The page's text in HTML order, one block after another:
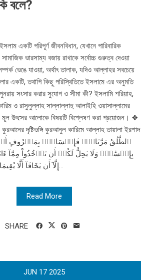
বলে?
একটি পরিপূর্ণ জীবনবিধান, যেখানে পারিবারিক
ভারসাম্য বজায় রাখাকে সর্বোচ্চ গুরুত্ব দেওয়া
ভেঙে যাওয়া, অর্থাৎ তালাক, যদিও আল্লাহর সবচেয়ে
একটি, তথাপি কিছু পরিস্থিতিতে ইসলামে এর অনুমতি
সংসার করার সুযোগ ও সীমা কী? ইসলামি শরিয়াহ,
ও রাসুলুল্লাহ সাল্লাল্লাহু আলাইহি ওয়াসাল্লামের
মূল উৎসের আলোকে বিষয়টি বিশ্লেষণ করা প্রয়োজন। ❖
দৃষ্টিভঙ্গি কুরআনুল কারিমে আল্লাহ তায়ালা ইরশাদ
بِإِحۡسَٰنࣲۗ وَلَا يَحِلُّ لَكُمۡ أَن تَأۡخُذُواْ مِمَّآ
إِلَّآ أَن يَخَافَآ أَلَّا يُقِيمَا حُدُودَ ٱللَّهِۖ فَ...
Read More
SHARE
JUN 17 2025